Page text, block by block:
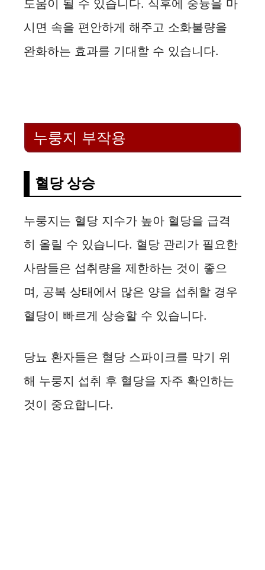
도움이 될 수 있습니다. 식후에 숭늉을 마
시면 속을 편안하게 해주고 소화불량을
완화하는 효과를 기대할 수 있습니다.
누룽지 부작용
혈당 상승
누룽지는 혈당 지수가 높아 혈당을 급격
히 올릴 수 있습니다. 혈당 관리가 필요한
사람들은 섭취량을 제한하는 것이 좋으
며, 공복 상태에서 많은 양을 섭취할 경우
혈당이 빠르게 상승할 수 있습니다.
당뇨 환자들은 혈당 스파이크를 막기 위
해 누룽지 섭취 후 혈당을 자주 확인하는
것이 중요합니다.